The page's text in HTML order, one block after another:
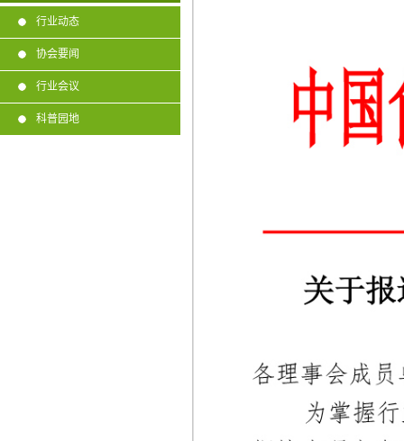
行业动态
协会要闻
行业会议
科普园地